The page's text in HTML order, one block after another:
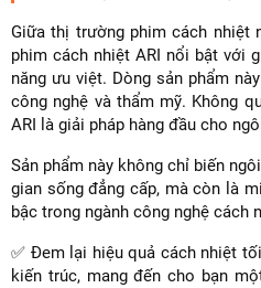
Giữa thị trường phim cách nhiệt
phim cách nhiệt ARI nổi bật với
năng ưu việt. Dòng sản phẩm
công nghệ và thẩm mỹ. Không
ARI là giải pháp hàng đầu cho
Sản phẩm này không chỉ biến
gian sống đẳng cấp, mà còn là
bậc trong ngành công nghệ cách
✅ Đem lại hiệu quả cách nhiệt
kiến trúc, mang đến cho bạn